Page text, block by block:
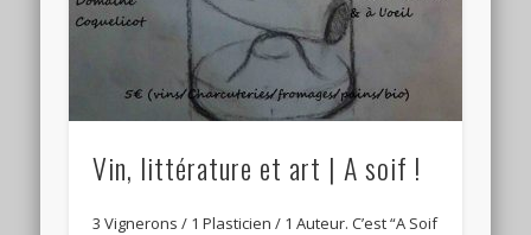
Vin, littérature et art | A soif !
3 Vignerons / 1 Plasticien / 1 Auteur. C’est “A Soif